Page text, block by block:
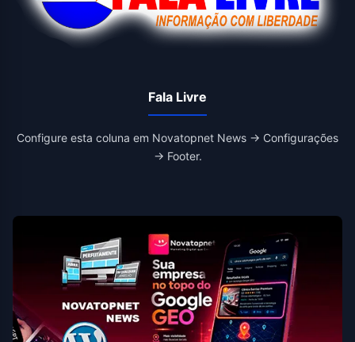
Fala Livre
Configure esta coluna em Novatopnet News → Configurações
→ Footer.